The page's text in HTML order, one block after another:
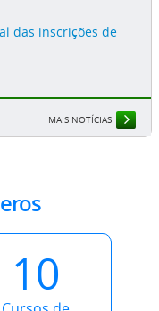
10
Cursos de